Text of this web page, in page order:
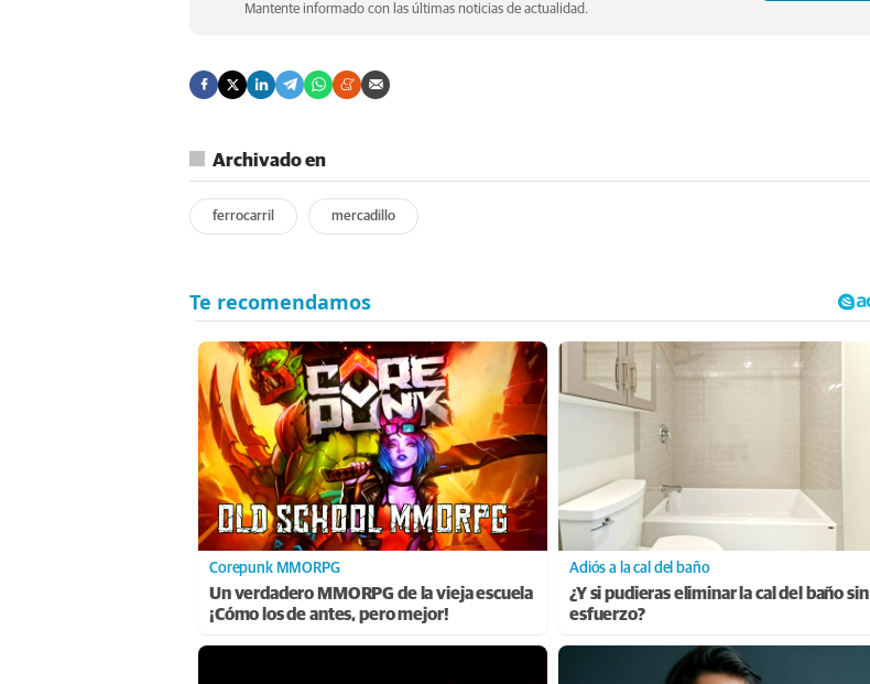
Mantente informado con las últimas noticias de actualidad.
Archivado en
ferrocarril mercadillo
Corepunk MMORPG
Un verdadero MMORPG de la vieja escuela
¡Cómo los de antes, pero mejor!
Adiós a la cal del baño
¿Y si pudieras eliminar la cal del baño sin
esfuerzo?